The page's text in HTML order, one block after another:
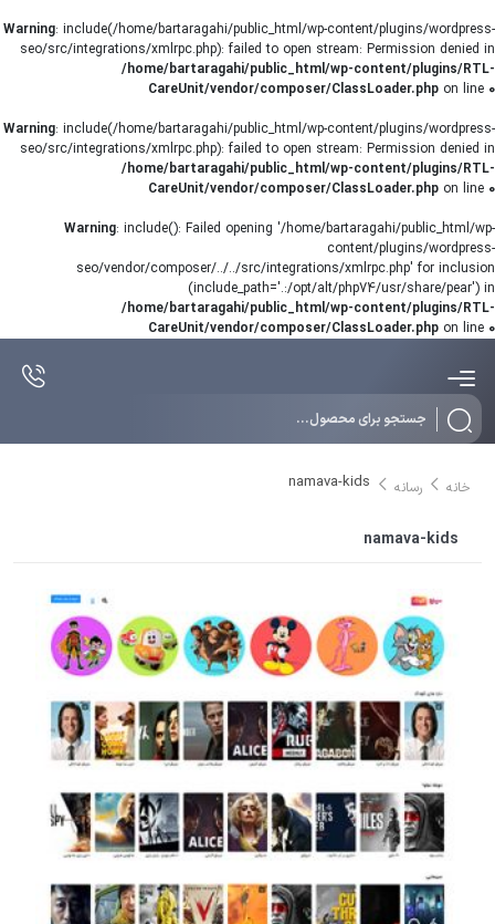
Warning: include(/home/bartaragahi/public_html/wp-content/plugins/wordpress-
seo/src/integrations/xmlrpc.php): failed to open stream: Permission denied in
/home/bartaragahi/public_html/wp-content/plugins/RTL-
CareUnit/vendor/composer/ClassLoader.php on line 0
Warning: include(/home/bartaragahi/public_html/wp-content/plugins/wordpress-
seo/src/integrations/xmlrpc.php): failed to open stream: Permission denied in
/home/bartaragahi/public_html/wp-content/plugins/RTL-
CareUnit/vendor/composer/ClassLoader.php on line 0
Warning: include(): Failed opening '/home/bartaragahi/public_html/wp-
content/plugins/wordpress-
seo/vendor/composer/../../src/integrations/xmlrpc.php' for inclusion
(include_path='.:/opt/alt/php74/usr/share/pear') in
/home/bartaragahi/public_html/wp-content/plugins/RTL-
CareUnit/vendor/composer/ClassLoader.php on line 0
خانه رسانه namava-kids
namava-kids